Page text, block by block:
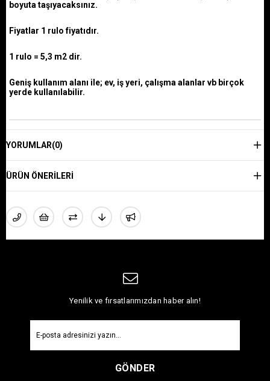
boyuta taşıyacaksınız.
Fiyatlar 1 rulo fiyatıdır.
1 rulo = 5,3 m2 dir.
Geniş kullanım alanı ile; ev, iş yeri, çalışma alanlar vb birçok
yerde kullanılabilir.
YORUMLAR(0)
ÜRÜN ÖNERILERI
Yenilik ve fırsatlarımızdan haber alın!
GÖNDER